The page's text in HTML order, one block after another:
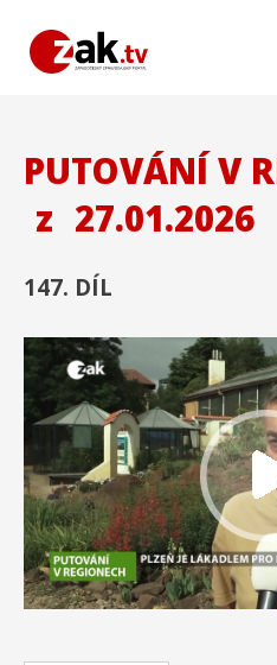
PUTOVÁNÍ V
z 27.01.2026
147. DÍL